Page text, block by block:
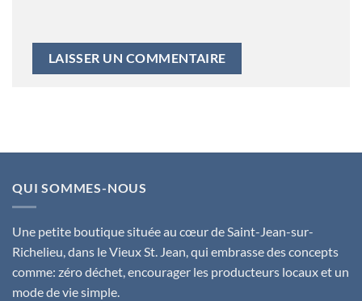
QUI SOMMES-NOUS
Une petite boutique située au cœur de Saint-Jean-sur-
Richelieu, dans le Vieux St. Jean, qui embrasse des concepts
comme: zéro déchet, encourager les producteurs locaux et un
mode de vie simple.